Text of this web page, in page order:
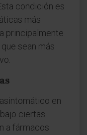
condición es
más
principalmente
sean más
en
ciertas
a fármacos